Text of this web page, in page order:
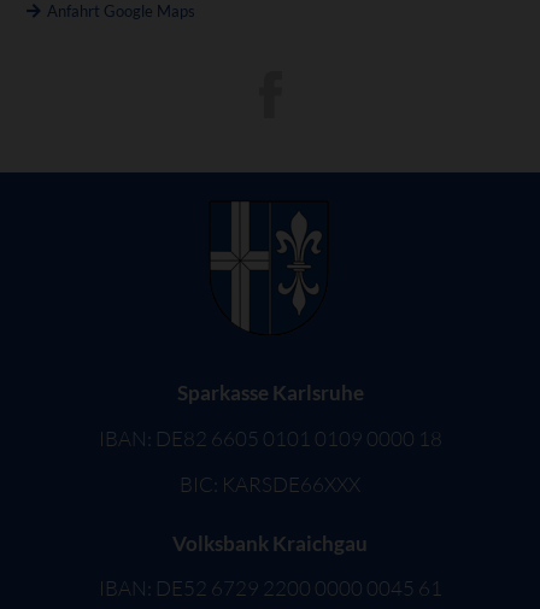
Anfahrt Google Maps
Sparkasse Karlsruhe
IBAN: DE82 6605 0101 0109 0000 18
BIC: KARSDE66XXX
Volksbank Kraichgau
IBAN: DE52 6729 2200 0000 0045 61